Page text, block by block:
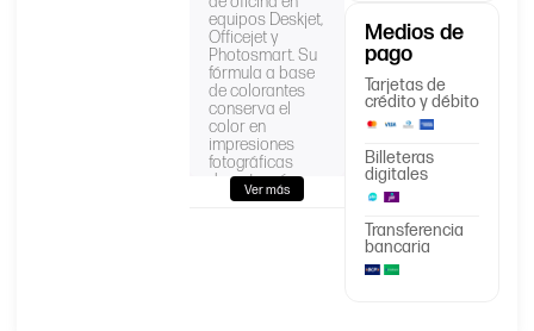
equipos Deskjet,
Officejet y
Photosmart. Su
fórmula a base
de colorantes
conserva el
color en
impresiones
fotográficas
durante más
tiempo. En
Ver más
Medios de
pago
Tarjetas de
crédito y débito
Billeteras
digitales
Transferencia
bancaria